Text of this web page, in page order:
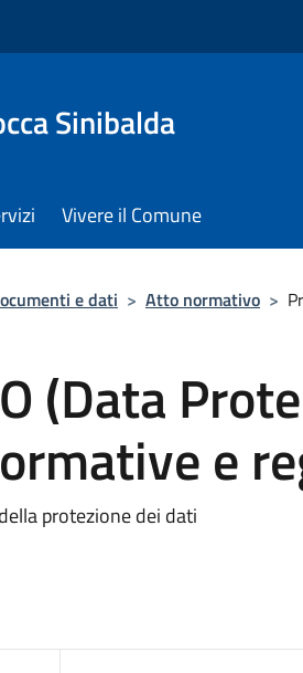
Sinibalda
Vivere il Comune
e dati > Atto normativo >
(Data
e
protezione dei dati